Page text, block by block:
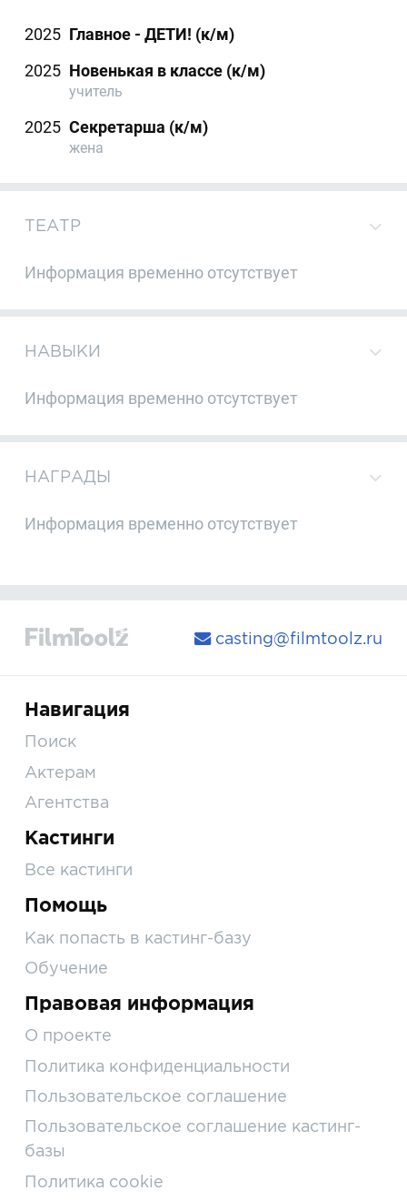
2025 Главное - ДЕТИ! (к/м)
2025 Новенькая в классе (к/м)
учитель
2025 Секретарша (к/м)
жена
ТЕАТР
Информация временно отсутствует
НАВЫКИ
Информация временно отсутствует
НАГРАДЫ
Информация временно отсутствует
casting@filmtoolz.ru
Навигация
Поиск
Актерам
Агентства
Кастинги
Все кастинги
Помощь
Как попасть в кастинг-базу
Обучение
Правовая информация
О проекте
Политика конфиденциальности
Пользовательское соглашение
Пользовательское соглашение кастинг-
базы
Политика cookie